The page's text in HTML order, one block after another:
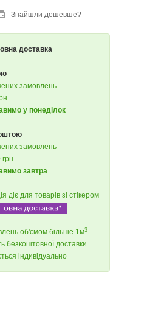
Знайшли дешевше?
доставка
замовлень
у понеділок
замовлень
грн
завтра
діє для товарів зі стікером
об'ємом більше 1м3
безкоштовної доставки
індивідуально